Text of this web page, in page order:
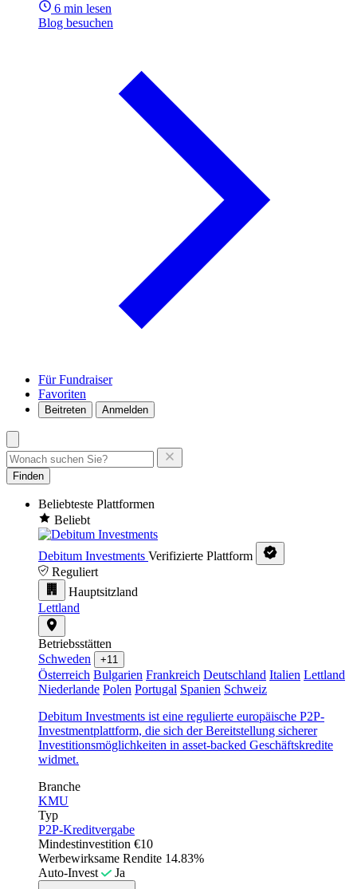
6 min lesen
Blog besuchen
Für Fundraiser
Favoriten
Beitreten Anmelden
Finden
Beliebteste Plattformen
Beliebt
Debitum Investments Verifizierte Plattform
Reguliert
Hauptsitzland
Lettland
Betriebsstätten
Schweden
+11
Österreich Bulgarien Frankreich Deutschland Italien Lettland
Niederlande Polen Portugal Spanien Schweiz
Debitum Investments ist eine regulierte europäische P2P-
Investmentplattform, die sich der Bereitstellung sicherer
Investitionsmöglichkeiten in asset-backed Geschäftskredite
widmet.
Branche
KMU
Typ
P2P-Kreditvergabe
Mindestinvestition €10
Werbewirksame Rendite 14.83%
Auto-Invest
Ja